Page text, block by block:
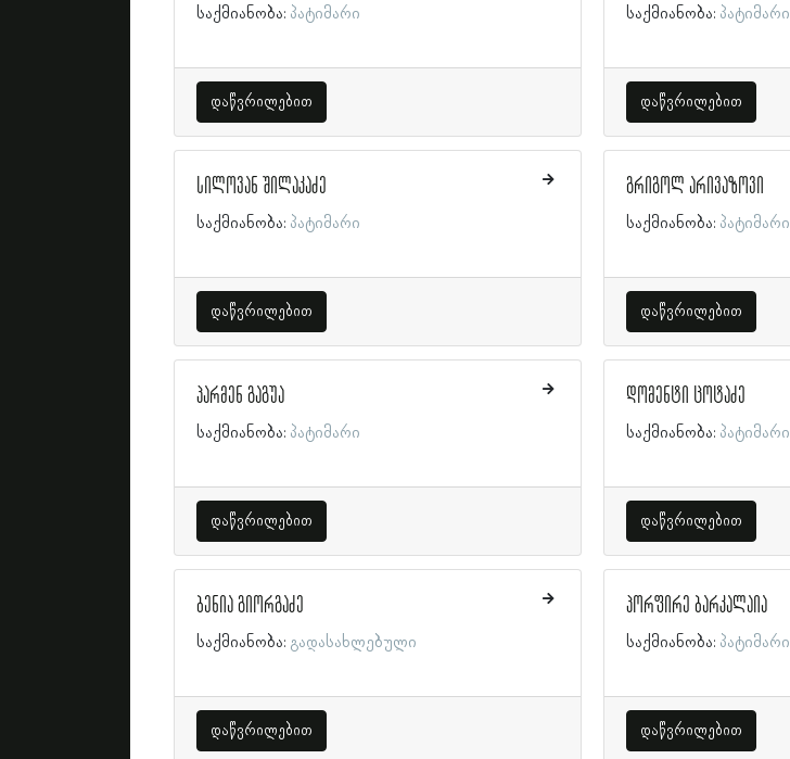
საქმიანობა: პატიმარი
დაწვრილებით
სილოვან შილაკაძე
საქმიანობა: პატიმარი
დაწვრილებით
პარმენ გაგუა
საქმიანობა: პატიმარი
დაწვრილებით
ბენია გიორგაძე
საქმიანობა: გადასახლებული
დაწვრილებით
საქმიანობა: პატიმარი
დაწვრილებით
გრიგოლ არივაზოვი
საქმიანობა: პატიმარი
დაწვრილებით
დომენტი ცოტაძე
საქმიანობა: პატიმარი
დაწვრილებით
პორფირე ბარკალაია
საქმიანობა: პატიმარი
დაწვრილებით